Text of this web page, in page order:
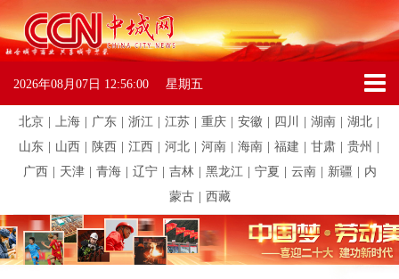
2026年08月07日 12:56:00 星期五
北京 上海 广东 浙江 江苏 重庆 安徽 四川 湖南 湖北
山东
山西 陕西 江西 河北 河南 海南 福建 甘肃 贵州
广西
天津 青海 辽宁 吉林 黑龙江 宁夏 云南 新疆
内
蒙古
西藏